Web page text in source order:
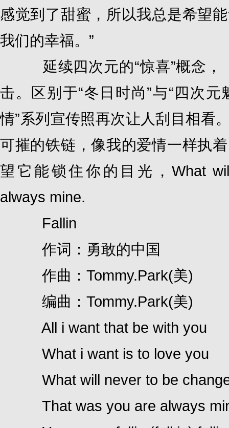
感觉到了甜蜜，所以我总是希望
我们的幸福。”
延续四次元的“惊喜”概念，
击。区别于“冬日时尚”与“四次
情”系列宣传照再次让人刮目相看
可摧的铁链，像我的爱情一样执
望它能锁住你的目光，What
always mine.
Fallin
作词：勇敢的中国
作曲：Tommy.Park(美)
编曲：Tommy.Park(美)
All i want that be with you
What i want is to love you
What will never to be
That was you are always